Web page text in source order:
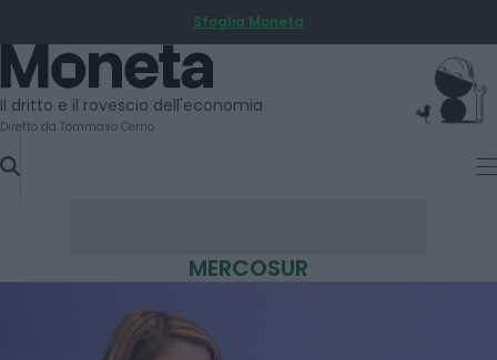
TO
CONTENT
Sfoglia Moneta
Moneta
Il dritto e il rovescio dell'economia
Diretto da Tommaso Cerno
MERCOSUR